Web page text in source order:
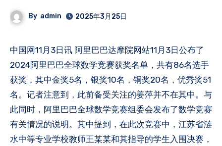
By admin 2025年3月25日
中国网11月3日讯 阿里巴巴达摩院网站11月3日公布了
2024阿里巴巴全球数学竞赛获奖名单，共有86名选手
获奖，其中金奖5名，银奖10名，铜奖20名，优秀奖51
名。记者注意到，此前备受关注的姜萍并不在其中。与
此同时，阿里巴巴全球数学竞赛组委会发布了数学竞赛
有关情况的说明。其中提到，在此次竞赛中，江苏省涟
水中等专业学校教师王某某和其指导的学生入围决赛，